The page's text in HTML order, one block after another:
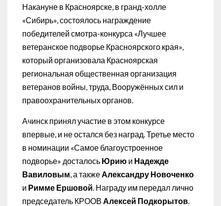
Накануне в Красноярске, в гранд-холле
«Сибирь», состоялось награждение
победителей смотра-конкурса «Лучшее
ветеранское подворье Красноярского края»,
который организовала Красноярская
региональная общественная организация
ветеранов войны, труда, Вооружённых сил и
правоохранительных органов.
Ачинск принял участие в этом конкурсе
впервые, и не остался без наград. Третье место
в номинации «Самое благоустроенное
подворье» досталось Юрию и Надежде
Вавиловым, а такжеАлександру Новоченко
и Римме Ершовой. Награду им передал лично
председатель КРООВ Алексей Подкорытов.